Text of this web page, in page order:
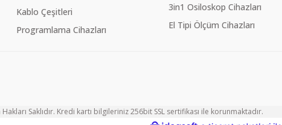
Kablo Çeşitleri
Programlama Cihazları
3in1 Osiloskop Cihazları
El Tipi Ölçüm Cihazları
Saklıdır. Kredi kartı bilgileriniz 256bit SSL sertifikası ile korunmaktadır.